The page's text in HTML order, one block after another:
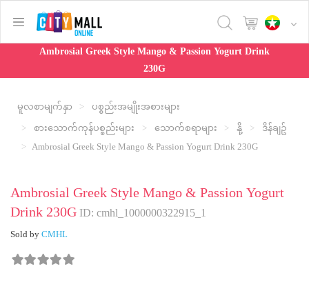
text.skipToContent
text.skipToNavigation
Ambrosial Greek Style Mango & Passion Yogurt Drink
230G
မူလစာမျက်နှာ
ပစ္စည်းအမျိုးအစားများ
စားသောက်ကုန်ပစ္စည်းများ
သောက်စရာများ နို့
ဒိန်ချဥ်
Ambrosial Greek Style Mango & Passion Yogurt Drink 230G
Ambrosial Greek Style Mango & Passion Yogurt
Drink 230GID: cmhl_1000000322915_1
Sold byCMHL